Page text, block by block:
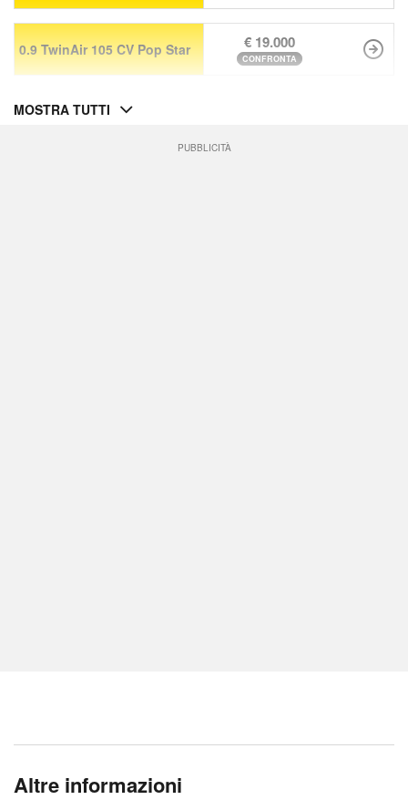
0.9 TwinAir 105 CV Pop Star € 19.000
CONFRONTA
MOSTRA TUTTI
PUBBLICITÀ
Altre informazioni